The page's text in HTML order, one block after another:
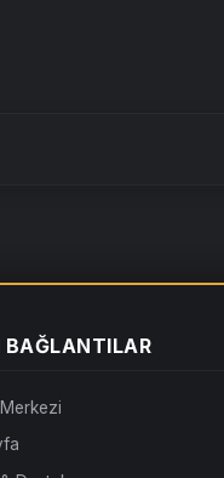
BAĞLANTILAR
Merkezi